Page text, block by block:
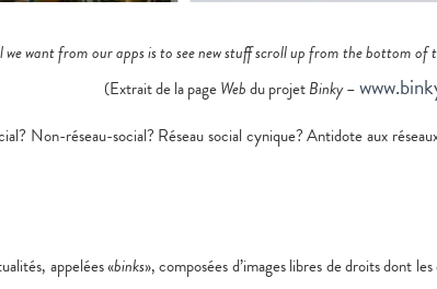
we want from our apps is to see new stuff scroll up from the bottom of
(Extrait de la pageWebdu projetBinky–
Non-réseau-social? Réseau social cynique? Antidote aux
appelées «binks», composées d’images libres de droits dont